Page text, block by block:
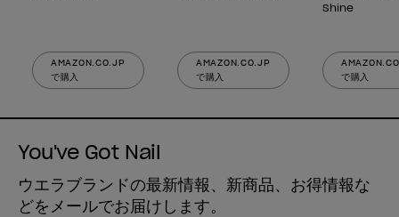
AMAZON.CO.JP
で購入
AMAZON.CO.JP
で購入
Shine
で購入
You've Got Nail
ウエラブランドの最新情報、新商品、お得情報な
どをメールでお届けします。